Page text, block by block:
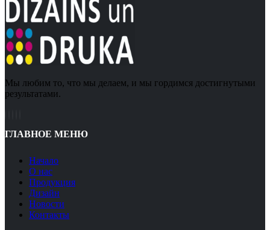
Мы любим то, что мы делаем, и мы гордимся достигнутыми
результатами.
ГЛАВНОЕ МЕНЮ
Hачало
О нас
Продукция
Дизайн
Новости
Контакты